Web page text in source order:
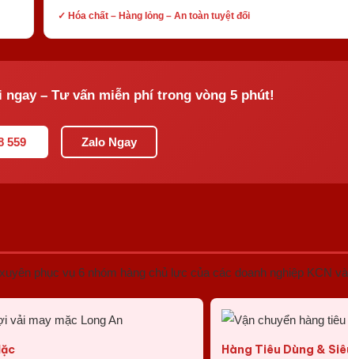
✓ Hóa chất – Hàng lỏng – An toàn tuyệt đối
ngay – Tư vấn miễn phí trong vòng 5 phút!
559 Zalo Ngay
phục vụ 6 nhóm hàng chủ lực của các doanh nghiệp KCN
Hàng Tiêu Dùng &